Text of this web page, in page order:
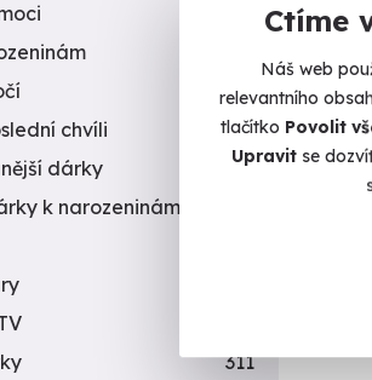
Ctíme
Náš web
relevantního
tlačítko Povolit
Upravitse
1 250 Kč
1 050
294
chvíli
450
dárky
56
k narozeninám
311